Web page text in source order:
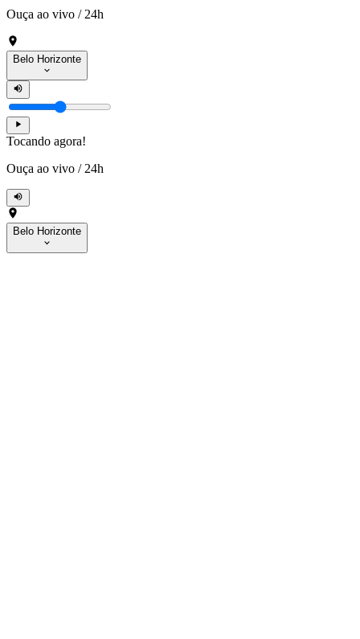
Ouça ao vivo / 24h
Belo Horizonte
Tocando agora!
Ouça ao vivo / 24h
Belo Horizonte